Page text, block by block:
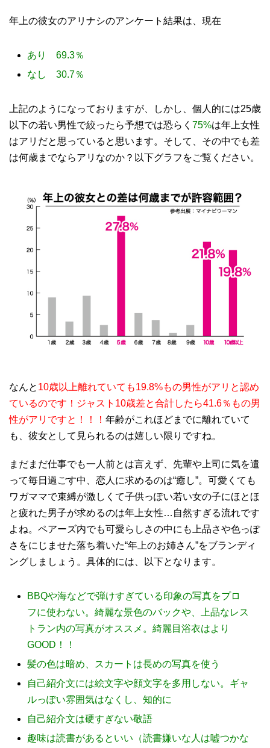
年上の彼女のアリナシのアンケート結果は、現在
あり 69.3％
なし 30.7％
上記のようになっておりますが、しかし、個人的には25歳
以下の若い男性で絞ったら予想では恐らく 75%は年上女性
はアリだと思っていると思います。そして、その中でも差
は何歳までならアリなのか？以下グラフをご覧ください。
なんと 10歳以上離れていても19.8%もの男性がアリと認め
ているのです！ジャスト10歳差と合計したら41.6％もの男
性がアリですと！！！ 年齢がこれほどまでに離れていて
も、彼女として見られるのは嬉しい限りですね。
まだまだ仕事でも一人前とは言えず、先輩や上司に気を遣
って毎日過ごす中、恋人に求めるのは“癒し”。可愛くても
ワガママで束縛が激しくて子供っぽい若い女の子にほとほ
と疲れた男子が求めるのは年上女性… 自然すぎる流れです
よね。ペアーズ内でも可愛らしさの中にも上品さや色っぽ
さをにじませた落ち着いた“年上のお姉さん”をブランディ
ングしましょう。具体的には、以下となります。
BBQや海などで弾けすぎている印象の写真をプロ
フに使わない。綺麗な景色のバックや、上品なレス
トラン内の写真がオススメ。綺麗目浴衣はより
GOOD ！！
髪の色は暗め、スカートは長めの写真を使う
自己紹介文には絵文字や顔文字を多用しない。ギャ
ルっぽい雰囲気はなくし、知的に
自己紹介文は硬すぎない敬語
趣味は読書があるといい（読書嫌いな人は嘘つかな